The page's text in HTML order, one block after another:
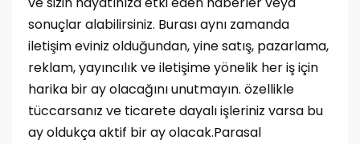
sonuçlar alabilirsiniz. Burası aynı zamanda
iletişim eviniz olduğundan, yine satış, pazarlama,
reklam, yayıncılık ve iletişime yönelik her iş için
harika bir ay olacağını unutmayın. özellikle
tüccarsanız ve ticarete dayalı işleriniz varsa bu
ay oldukça aktif bir ay olacak.Parasal